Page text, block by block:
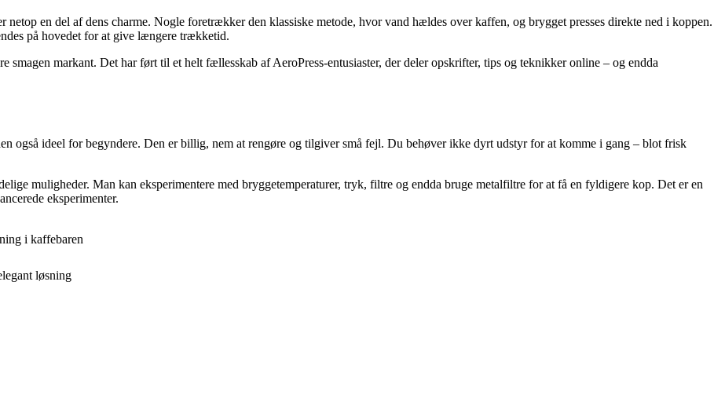
en del af dens charme. Nogle foretrækker den klassiske metode, hvor vand hældes over kaffen, og brygget presses direkte ned i koppen.
på hovedet for at give længere trækketid.
smagen markant. Det har ført til et helt fællesskab af AeroPress-entusiaster, der deler opskrifter, tips og teknikker online – og endda
også ideel for begyndere. Den er billig, nem at rengøre og tilgiver små fejl. Du behøver ikke dyrt udstyr for at komme i gang – blot frisk
muligheder. Man kan eksperimentere med bryggetemperaturer, tryk, filtre og endda bruge metalfiltre for at få en fyldigere kop. Det er en
eksperimenter.
i kaffebaren
løsning